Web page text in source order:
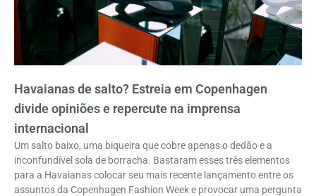
Havaianas de salto? Estreia em Copenhagen
divide opiniões e repercute na imprensa
internacional
Um salto baixo, uma biqueira que cobre apenas o dedão e a
inconfundível sola de borracha. Bastaram esses três elementos
para a Havaianas colocar seu mais recente lançamento entre os
assuntos da Copenhagen Fashion Week e provocar uma pergunta